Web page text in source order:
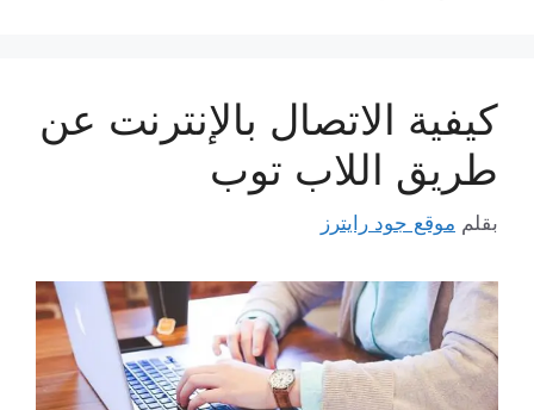
كيفية الاتصال بالإنترنت عن
طريق اللاب توب
بقلم موقع جود رايترز